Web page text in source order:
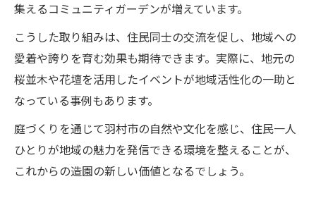
集えるコミュニティガーデンが増えています。
こうした取り組みは、住民同士の交流を促し、地域への
愛着や誇りを育む効果も期待できます。実際に、地元の
桜並木や花壇を活用したイベントが地域活性化の一助と
なっている事例もあります。
庭づくりを通じて羽村市の自然や文化を感じ、住民一人
ひとりが地域の魅力を発信できる環境を整えることが、
これからの造園の新しい価値となるでしょう。